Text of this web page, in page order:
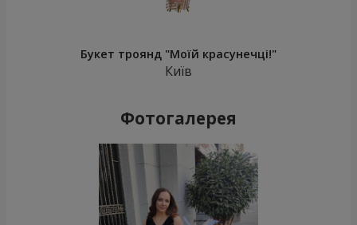
Букет троянд "Моїй красунечці!"
Київ
Фотогалерея